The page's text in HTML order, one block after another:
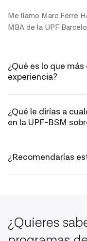
Me llamo Marc Ferre
MBA de la UPF
Me llamo
Marc Ferre
Executive
MBA de la
School of
¿Qué es lo que
experiencia?
Lo que encontré
más valioso de los
adquirí confianza en
partes interesadas
y empleados.
¿Qué le dirías a
en la UPF-BSM
Este
los que
puedes
aprender,
¿Recomendarías
programa. En el
entorno
¿Quieres